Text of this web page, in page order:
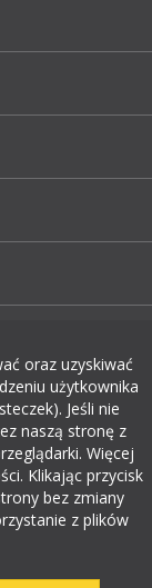
oraz uzyskiwać
użytkownika
Jeśli nie
naszą stronę z
Więcej
Klikając przycisk
bez zmiany
z plików